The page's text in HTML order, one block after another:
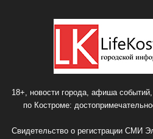
18+, новости города, афиша
по Костроме:
Свидетельство о регистрации СМИ